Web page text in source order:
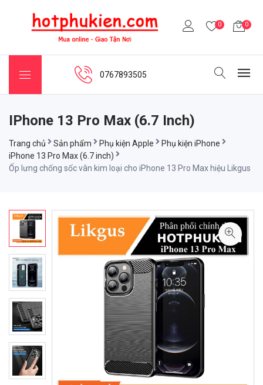
0 0
0767893505
IPhone 13 Pro Max (6.7 Inch)
Trang chủ Sản phẩm Phụ kiện Apple
Phụ kiện iPhone
iPhone 13 Pro Max (6.7 inch)
Ốp lưng chống sốc vân kim loại cho iPhone 13 Pro Max hiệu Likgus